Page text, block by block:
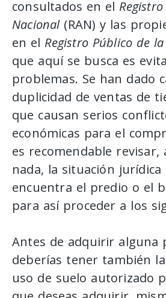
consultados en el
Nacional(RAN) y las
en el Registro Público de
que aquí se busca es
problemas. Se han dado
duplicidad de ventas de
que causan serios
económicas para el
es recomendable revisar,
nada, la situación jurídica
encuentra el predio o el
para así proceder a los
Antes de adquirir alguna
deberías tener también
uso de suelo autorizado